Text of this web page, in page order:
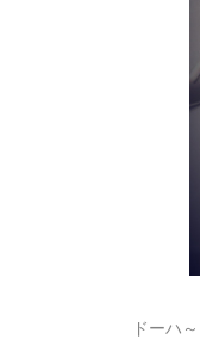
ドーハ